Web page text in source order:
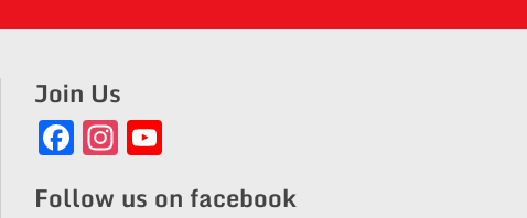
Join Us
Facebook
Instagram
Follow us on facebook